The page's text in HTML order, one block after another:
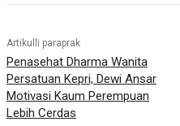
Artikulli paraprak
Penasehat Dharma Wanita
Persatuan Kepri, Dewi Ansar
Motivasi Kaum Perempuan
Lebih Cerdas